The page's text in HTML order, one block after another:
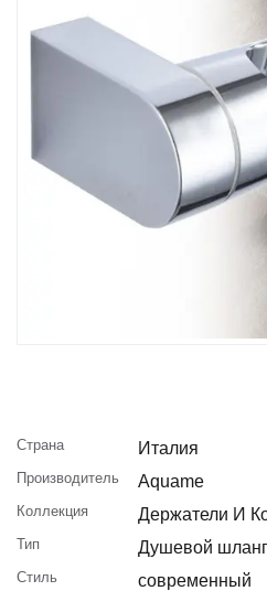
Страна Италия
Производитель Aquame
Коллекция Держатели И
Тип Душевой
Стиль современный